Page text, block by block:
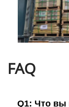
FAQ
Q1: Что вы